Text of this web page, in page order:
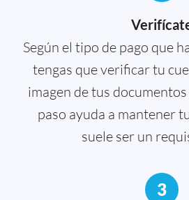
Según el tipo de pago que
tengas que verificar tu
imagen de tus
paso ayuda a mantener
suele ser un
3